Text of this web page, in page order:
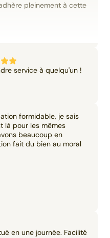
pleinement à cette
service à quelqu'un !
formidable, je sais
là pour les mêmes
beaucoup en
fait du bien au moral
en une journée. Facilité